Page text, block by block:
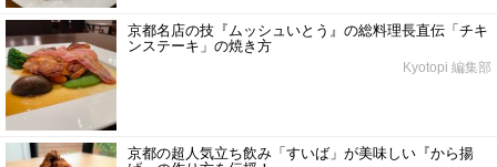
京都名店の技『ムッシュいとう』の総料理長直伝「チキ
ンステーキ」の焼き方
Kyotopi 編集部
京都の超人気立ち飲み「すいば」が美味しい『から揚